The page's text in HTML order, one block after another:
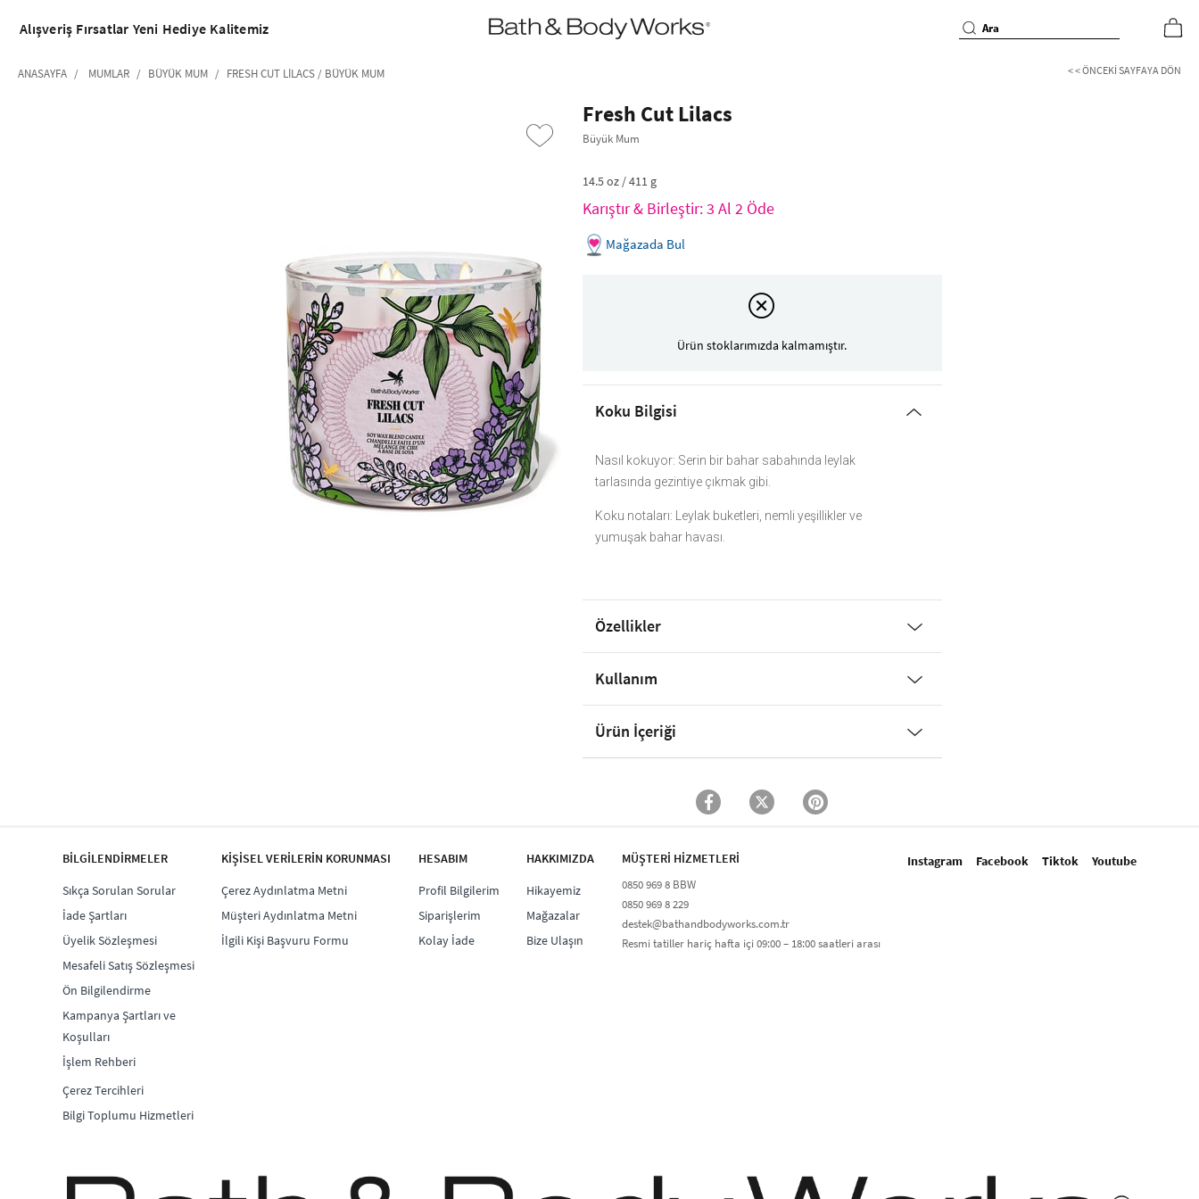
•2200₺ ve Üzeri Kargo Ücretsiz!•
*Promosyon Detayları
Alışveriş Fırsatlar Yeni Hediye Kalitemiz
ANASAYFA MUMLAR BÜYÜK MUM FRESH CUT LILACS / BÜYÜK MUM < < ÖNCEKI SAYFAYA DÖN
‹ ›
Fresh Cut Lilacs
Büyük Mum
14.5 oz / 411 g
Karıştır & Birleştir: 3 Al 2 Öde
Mağazada Bul
Ürün stoklarımızda kalmamıştır.
Koku Bilgisi
Nasıl kokuyor: Serin bir bahar sabahında leylak
tarlasında gezintiye çıkmak gibi.
Koku notaları: Leylak buketleri, nemli yeşillikler ve
yumuşak bahar havası.
Özellikler
Kullanım
Ürün İçeriği
Instagram Facebook Tiktok Youtube
BİLGİLENDİRMELER
Sıkça Sorulan Sorular
İade Şartları
Üyelik Sözleşmesi
Mesafeli Satış Sözleşmesi
Ön Bilgilendirme
Kampanya Şartları ve
Koşulları
İşlem Rehberi
Çerez Tercihleri
Bilgi Toplumu Hizmetleri
KİŞİSEL VERİLERİN KORUNMASI
Çerez Aydınlatma Metni
Müşteri Aydınlatma Metni
İlgili Kişi Başvuru Formu
HESABIM
Profil Bilgilerim
Siparişlerim
Kolay İade
HAKKIMIZDA
Hikayemiz
Mağazalar
Bize Ulaşın
MÜŞTERİ HİZMETLERİ​
0850 969 8 BBW​
0850 969 8 229​​
destek@bathandbodyworks.com.tr
Resmi tatiller hariç hafta içi 09:00 – 18:00 saatleri arası​